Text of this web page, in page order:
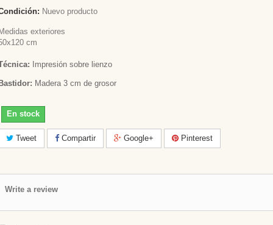
Nuevo producto
exteriores
cm
Impresión sobre lienzo
Madera 3 cm de grosor
En stock
Tweet Compartir Google+ Pinterest
Write a review